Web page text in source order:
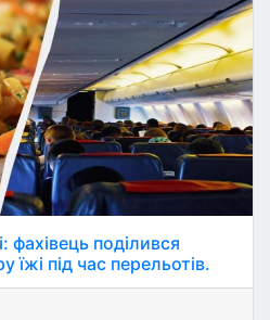
поділився
під час перельотів.